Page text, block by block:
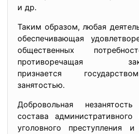
и др.
Таким образом, любая
обеспечивающая
общественных
противоречащая
признается
занятостью.
Добровольная
состава
уголовного преступления